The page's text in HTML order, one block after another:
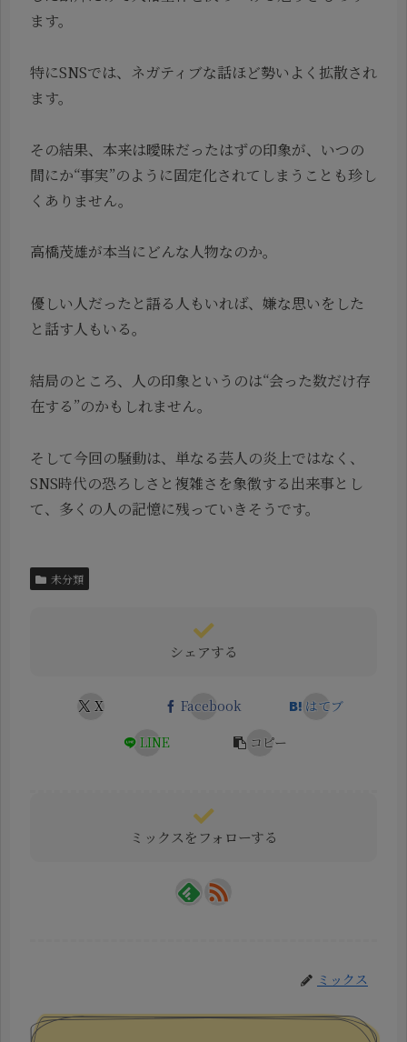
ます。
特にSNSでは、ネガティブな話ほど勢いよく拡散され
ます。
その結果、本来は曖昧だったはずの印象が、いつの
間にか“事実”のように固定化されてしまうことも珍し
くありません。
高橋茂雄が本当にどんな人物なのか。
優しい人だったと語る人もいれば、嫌な思いをした
と話す人もいる。
結局のところ、人の印象というのは“会った数だけ存
在する”のかもしれません。
そして今回の騒動は、単なる芸人の炎上ではなく、
SNS時代の恐ろしさと複雑さを象徴する出来事とし
て、多くの人の記憶に残っていきそうです。
未分類
シェアする
X Facebook
はてブ
LINE
コピー
ミックスをフォローする
ミックス